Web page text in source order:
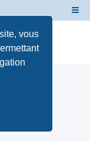
vous
Limited